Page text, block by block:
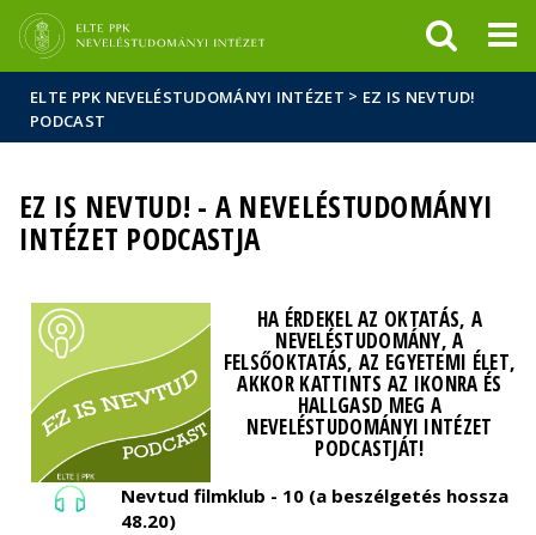
sajtóban
ELTE PPK NEVELÉSTUDOMÁNYI INTÉZET > EZ IS NEVTUD!
PODCAST
EZ IS NEVTUD! - A NEVELÉSTUDOMÁNYI
INTÉZET PODCASTJA
HA ÉRDEKEL AZ OKTATÁS, A
NEVELÉSTUDOMÁNY, A
FELSŐOKTATÁS, AZ EGYETEMI ÉLET,
AKKOR KATTINTS AZ IKONRA ÉS
HALLGASD MEG A
NEVELÉSTUDOMÁNYI INTÉZET
PODCASTJÁT!
Nevtud filmklub - 10 (a beszélgetés hossza
48.20)